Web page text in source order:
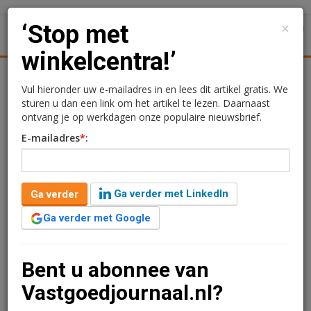
‘Stop met winkelcentra!’
De toekomst is aan multifunctionele centra en aan
kleurrijke stadsstraten met flexibele plinten die
eenvoudig van functie kunnen veranderen. Dat vindt
waarom.
Verder lezen?
×
‘Stop met
winkelcentra!’
Vul hieronder uw e-mailadres in en lees dit artikel gratis. We
sturen u dan een link om het artikel te lezen. Daarnaast
ontvang je op werkdagen onze populaire nieuwsbrief.
E-mailadres*:
Ga verder
Ga verder met LinkedIn
Ga verder met Google
Bent u abonnee van
Vastgoedjournaal.nl?